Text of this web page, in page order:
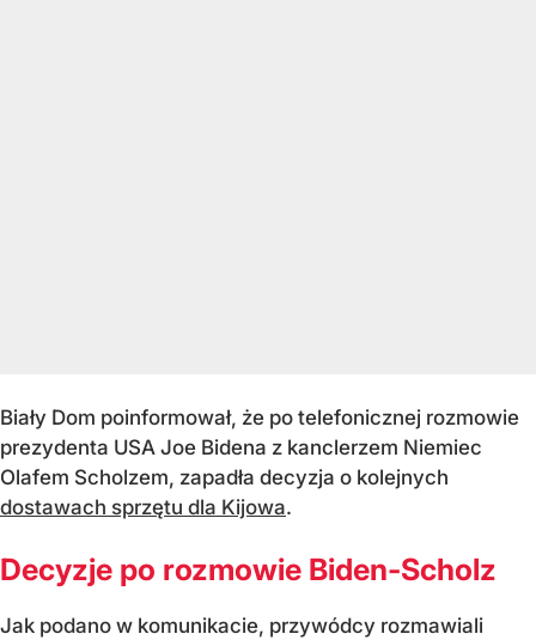
Biały Dom poinformował, że po telefonicznej rozmowie
prezydenta USA Joe Bidena z kanclerzem Niemiec
Olafem Scholzem, zapadła decyzja o kolejnych
dostawach sprzętu dla Kijowa.
Decyzje po rozmowie Biden-Scholz
Jak podano w komunikacie, przywódcy rozmawiali